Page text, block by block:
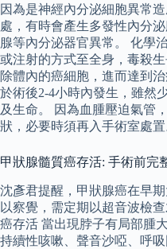
因為是神經內分泌細胞異常
處，有時會產生多發性內分
腺等內分泌器官異常。 化學
或注射的方式至全身，毒殺
除體內的癌細胞，進而達到
於術後2-4小時內發生，雖然
及生命。 因為血腫壓迫氣管
狀，必要時須再入手術室處置
甲狀腺髓質癌存活: 手術前完
沈彥君提醒，甲狀腺癌在早
以察覺，需定期以超音波檢
癌存活 當出現脖子有局部腫
持續性咳嗽、聲音沙啞、呼